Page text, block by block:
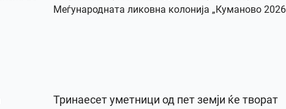
Тринаесет уметници од пет земји ќе творат